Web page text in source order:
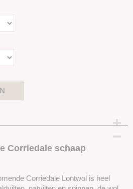
Corriedale schaap
Corriedale Lontwol is heel